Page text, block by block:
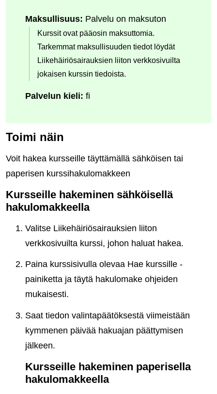
Maksullisuus: Palvelu on maksuton
Kurssit ovat pääosin maksuttomia.
Tarkemmat maksullisuuden tiedot löydät
Liikehäiriösairauksien liiton verkkosivuilta
jokaisen kurssin tiedoista.
Palvelun kieli: fi
Toimi näin
Voit hakea kursseille täyttämällä sähköisen tai
paperisen kurssihakulomakkeen
Kursseille hakeminen sähköisellä
hakulomakkeella
Valitse Liikehäiriösairauksien liiton
verkkosivuilta kurssi, johon haluat hakea.
Paina kurssisivulla olevaa Hae kurssille -
painiketta ja täytä hakulomake ohjeiden
mukaisesti.
Saat tiedon valintapäätöksestä viimeistään
kymmenen päivää hakuajan päättymisen
jälkeen.
Kursseille hakeminen paperisella
hakulomakkeella